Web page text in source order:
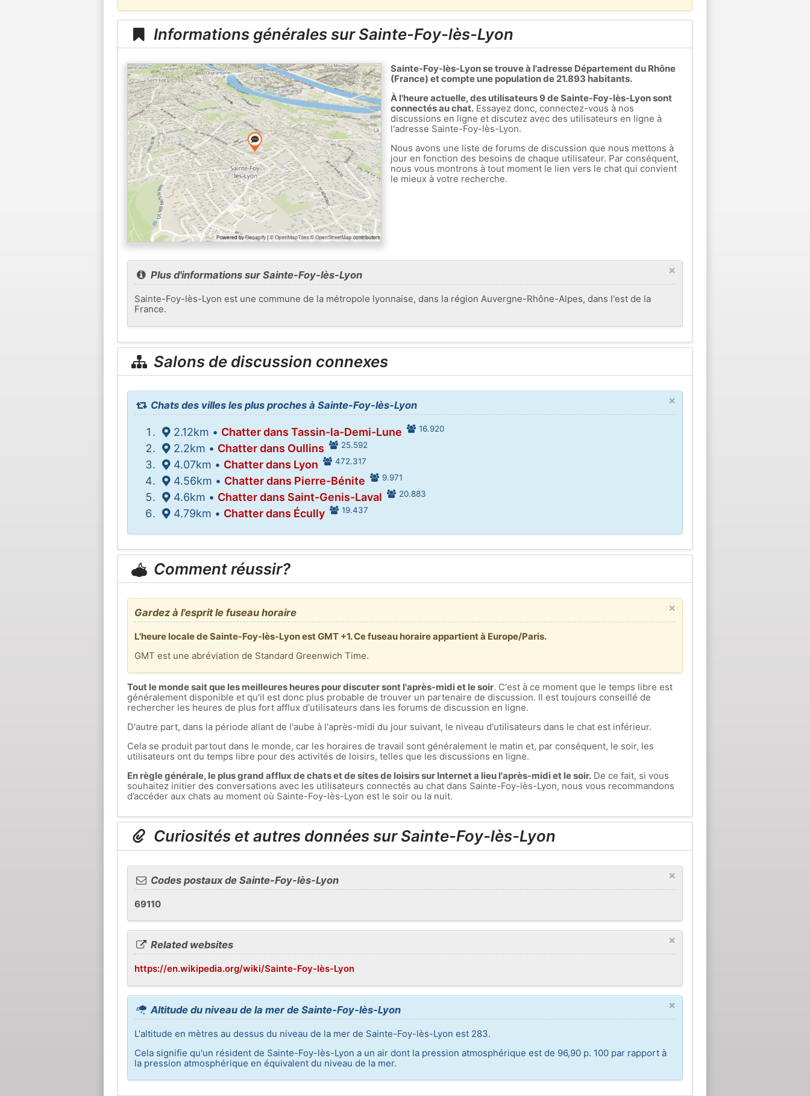
Informations générales sur Sainte-Foy-lès-Lyon
Sainte-Foy-lès-Lyon se trouve à l'adresse Département du Rhône
(France) et compte une population de 21.893 habitants.
À l'heure actuelle, des utilisateurs 9 de Sainte-Foy-lès-Lyon sont
connectés au chat.Essayez donc, connectez-vous à nos
discussions en ligne et discutez avec des utilisateurs en ligne à
l'adresse Sainte-Foy-lès-Lyon.
Nous avons une liste de forums de discussion que nous mettons à
jour en fonction des besoins de chaque utilisateur. Par conséquent,
nous vous montrons à tout moment le lien vers le chat qui convient
le mieux à votre recherche.
×
Plus d'informations sur Sainte-Foy-lès-Lyon
Sainte-Foy-lès-Lyon est une commune de la métropole lyonnaise, dans la région Auvergne-Rhône-Alpes, dans l'est de la
France.
Salons de discussion connexes
×
Chats des villes les plus proches à Sainte-Foy-lès-Lyon
2.12km • Chatter dans Tassin-la-Demi-Lune 16.920
2.2km • Chatter dans Oullins 25.592
4.07km • Chatter dans Lyon 472.317
4.56km • Chatter dans Pierre-Bénite 9.971
4.6km • Chatter dans Saint-Genis-Laval 20.883
4.79km • Chatter dans Écully 19.437
Comment réussir?
×
Gardez à l'esprit le fuseau horaire
L'heure locale de Sainte-Foy-lès-Lyon est GMT +1. Ce fuseau horaire appartient à Europe/Paris.
GMT est une abréviation de Standard Greenwich Time.
Tout le monde sait que les meilleures heures pour discuter sont l'après-midi et le soir. C'est à ce moment que le temps libre est
généralement disponible et qu'il est donc plus probable de trouver un partenaire de discussion. Il est toujours conseillé de
rechercher les heures de plus fort afflux d'utilisateurs dans les forums de discussion en ligne.
D'autre part, dans la période allant de l'aube à l'après-midi du jour suivant, le niveau d'utilisateurs dans le chat est inférieur.
Cela se produit partout dans le monde, car les horaires de travail sont généralement le matin et, par conséquent, le soir, les
utilisateurs ont du temps libre pour des activités de loisirs, telles que les discussions en ligne.
En règle générale, le plus grand afflux de chats et de sites de loisirs sur Internet a lieu l'après-midi et le soir.De ce fait, si vous
souhaitez initier des conversations avec les utilisateurs connectés au chat dans Sainte-Foy-lès-Lyon, nous vous recommandons
d’accéder aux chats au moment où Sainte-Foy-lès-Lyon est le soir ou la nuit.
Curiosités et autres données sur Sainte-Foy-lès-Lyon
×
Codes postaux de Sainte-Foy-lès-Lyon
69110
×
Related websites
https://en.wikipedia.org/wiki/Sainte-Foy-lès-Lyon
×
Altitude du niveau de la mer de Sainte-Foy-lès-Lyon
L'altitude en mètres au dessus du niveau de la mer de Sainte-Foy-lès-Lyon est 283.
Cela signifie qu'un résident de Sainte-Foy-lès-Lyon a un air dont la pression atmosphérique est de 96,90 p. 100 par rapport à
la pression atmosphérique en équivalent du niveau de la mer.